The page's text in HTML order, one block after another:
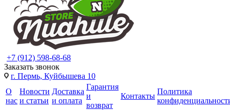
+7 (912) 598-68-68
Заказать звонок
г. Пермь, Куйбышева 10
О
нас
Новости
и статьи
Доставка
и оплата
Гарантия
и
возврат
Контакты
Политика